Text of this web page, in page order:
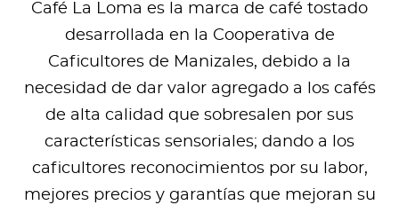
Café La Loma es la marca de café tostado
desarrollada en la Cooperativa de
Caficultores de Manizales, debido a la
necesidad de dar valor agregado a los cafés
de alta calidad que sobresalen por sus
características sensoriales; dando a los
caficultores reconocimientos por su labor,
mejores precios y garantías que mejoran su